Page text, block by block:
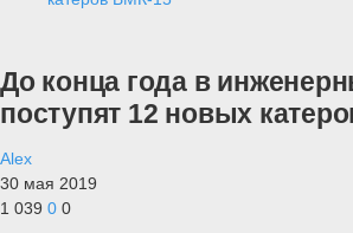
До конца года в
поступят 12 новых
Alex
30 мая 2019
1 039 0 0